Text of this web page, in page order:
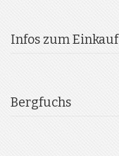
Infos zum Einkauf
Bergfuchs